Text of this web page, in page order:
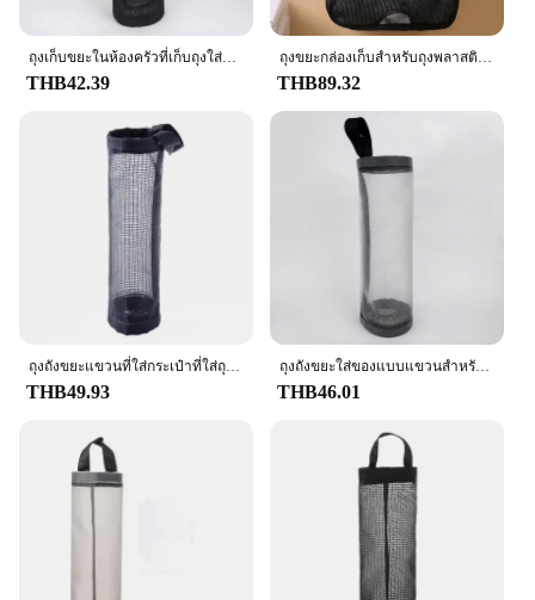
**Versatile and Practical**
Whether you're a homeowner looking to reduce
clutter or a retailer seeking an efficient way to
manage your plastic bag inventory, this holder is
versatile enough to meet your needs. Its sleek
design makes it a stylish addition to any room,
while its practicality ensures that it serves its
purpose without taking up too much space. The
holder's ability to hold a variety of plastic bags
makes it a valuable asset for anyone who values
organization and tidiness.
**Eco-Friendly and Easy Maintenance**
This Plastic Bag Holder is not only a practical
solution for storage but also an eco-friendly one. By
keeping plastic bags organized and easily
accessible, it reduces the likelihood of them being
plastic construction ensures that it can withstand
regular use, while its ease of cleaning makes
maintenance a breeze. The holder's lightweight
nature makes it easy to move and reposition,
allowing you to adapt it to your changing storage
ถุงเก็บขยะในห้องครัวที่เก็บถุงใส่ขยะ3/1ชิ้นถุงเก็บขยะแบบแขวนสำหรับจัดระเบียบที่ใส่ถุงพลาสติก
THB42.39
ถุงขยะกล่องเก็บสําหรับถุงพลาสติกถุงแขวนผนังล้างทําความสะอาดได้ถุงเก็บถุงพลาสติกผู้ถือDispenserเครื่องมือห้องครัว
THB89.32
ถุงถังขยะแขวนที่ใส่กระเป๋าที่ใส่ถุงพลาสติกติดผนังสำหรับร้านขายของชำจัดระเบียบขยะในห้องครัว
THB49.93
ถุงถังขยะใส่ของแบบแขวนสำหรับเก็บของในห้องครัว1/3ชิ้นที่วางที่ใส่ถุงพลาสติกติดผนัง
THB46.01